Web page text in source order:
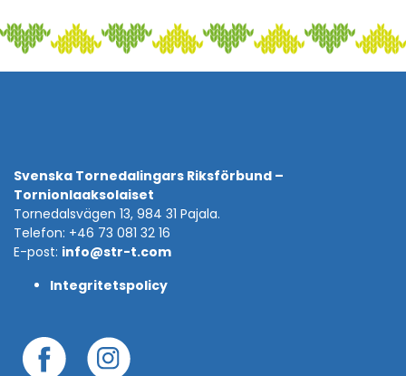
Svenska Tornedalingars Riksförbund –
Tornionlaaksolaiset
Tornedalsvägen 13, 984 31 Pajala.
Telefon: +46 73 081 32 16
E-post: info@str-t.com
Integritetspolicy